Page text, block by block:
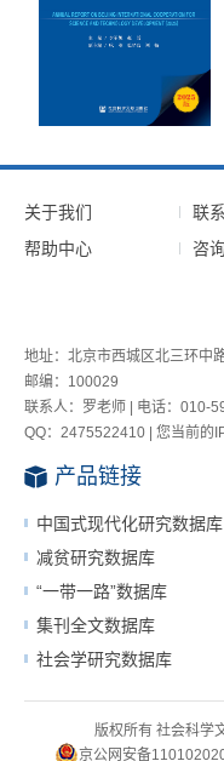
关于我们 联
帮助中心
咨
地址：北京市西城区北三环中
邮编：100029
联系人：罗老师 | 电话：010-
QQ：2475522410 | 您当前的IP
产品链接
中国式现代化研究数据库
减贫研究数据库
“一带一路”数据库
集刊全文数据库
社会学研究数据库
版权所有 社会科学
京公网安备